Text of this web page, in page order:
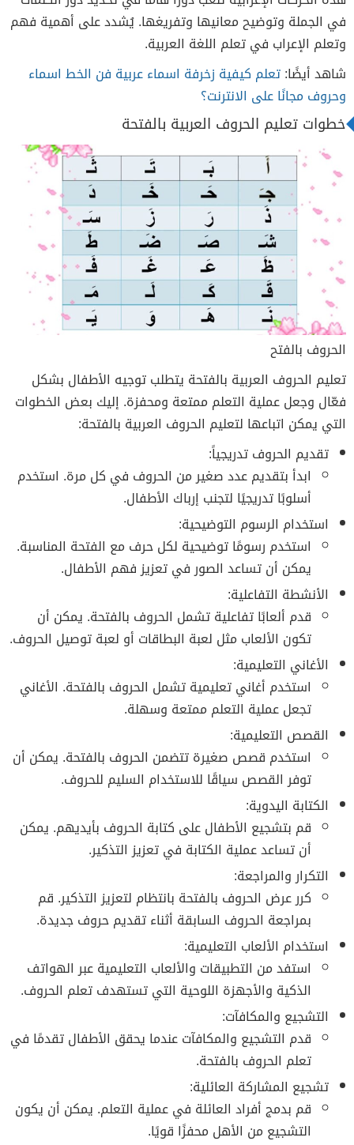
في الجملة وتوضيح معانيها وتفريغها. يُشدد على أهمية فهم
وتعلم الإعراب في تعلم اللغة العربية.
شاهد أيضًا:تعلم كيفية زخرفة اسماء عربية فن الخط اسماء
وحروف مجانًا على الانترنت؟
خطوات تعليم الحروف العربية بالفتحة
الحروف بالفتح
تعليم الحروف العربية بالفتحة يتطلب توجيه الأطفال بشكل
فعّال وجعل عملية التعلم ممتعة ومحفزة. إليك بعض الخطوات
التي يمكن اتباعها لتعليم الحروف العربية بالفتحة:
تقديم الحروف تدريجياً:
ابدأ بتقديم عدد صغير من الحروف في كل مرة. استخدم
أسلوبًا تدريجيًا لتجنب إرباك الأطفال.
استخدام الرسوم التوضيحية:
استخدم رسومًا توضيحية لكل حرف مع الفتحة المناسبة.
يمكن أن تساعد الصور في تعزيز فهم الأطفال.
الأنشطة التفاعلية:
قدم ألعابًا تفاعلية تشمل الحروف بالفتحة. يمكن أن
تكون الألعاب مثل لعبة البطاقات أو لعبة توصيل الحروف.
الأغاني التعليمية:
استخدم أغاني تعليمية تشمل الحروف بالفتحة. الأغاني
تجعل عملية التعلم ممتعة وسهلة.
القصص التعليمية:
استخدم قصص صغيرة تتضمن الحروف بالفتحة. يمكن أن
توفر القصص سياقًا للاستخدام السليم للحروف.
الكتابة اليدوية:
قم بتشجيع الأطفال على كتابة الحروف بأيديهم. يمكن
أن تساعد عملية الكتابة في تعزيز التذكير.
التكرار والمراجعة:
كرر عرض الحروف بالفتحة بانتظام لتعزيز التذكير. قم
بمراجعة الحروف السابقة أثناء تقديم حروف جديدة.
استخدام الألعاب التعليمية:
استفد من التطبيقات والألعاب التعليمية عبر الهواتف
الذكية والأجهزة اللوحية التي تستهدف تعلم الحروف.
التشجيع والمكافآت:
قدم التشجيع والمكافآت عندما يحقق الأطفال تقدمًا في
تعلم الحروف بالفتحة.
تشجيع المشاركة العائلية:
قم بدمج أفراد العائلة في عملية التعلم. يمكن أن يكون
التشجيع من الأهل محفزًا قويًا.